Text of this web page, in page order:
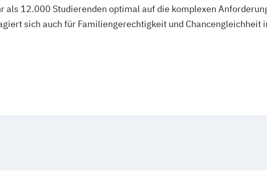
als 12.000 Studierenden optimal auf die komplexen
sich auch für Familiengerechtigkeit und Chancengleichheit